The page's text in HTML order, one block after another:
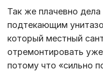
Так же плачевно
подтекающим
который местный
отремонтировать
потому что «сильно